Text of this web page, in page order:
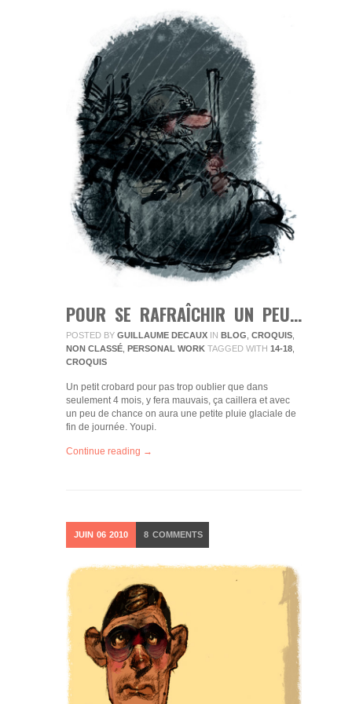
POUR SE RAFRAÎCHIR UN PEU…
POSTED BY GUILLAUME DECAUX IN BLOG CROQUIS
NON CLASSÉ PERSONAL WORK TAGGED WITH 14-18
CROQUIS
Un petit crobard pour pas trop oublier que dans
seulement 4 mois, y fera mauvais, ça caillera et avec
un peu de chance on aura une petite pluie glaciale de
fin de journée. Youpi.
Continue reading →
JUIN 06 2010 8 COMMENTS